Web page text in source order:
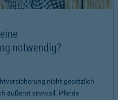
notwendig?
nicht gesetzlich
äußerst sinnvoll. Pferde